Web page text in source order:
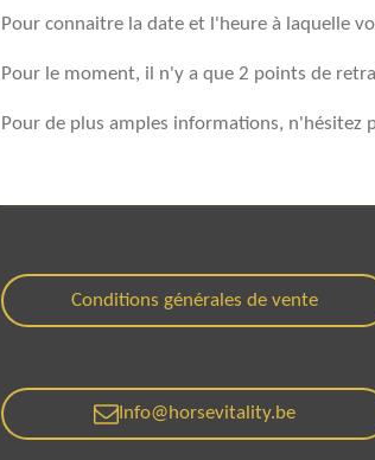
Pour connaitre la date et l'heure à laquelle
Pour le moment, il n'y a que 2 points de
Pour de plus amples informations, n'hésitez
Conditions générales de vente
Info@horsevitality.be